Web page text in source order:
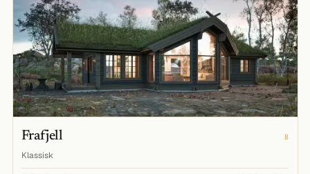
Frafjell B
Klassisk